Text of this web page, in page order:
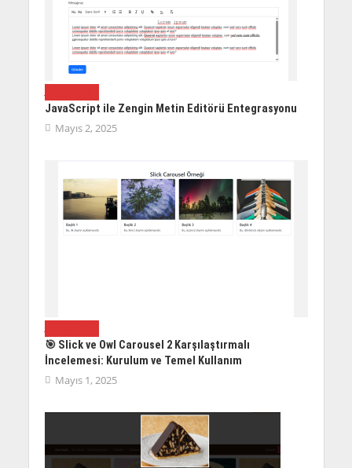
JavaScript ile Zengin Metin Editörü Entegrasyonu
Mayıs 2, 2025
🎯 Slick ve Owl Carousel 2 Karşılaştırmalı
İncelemesi: Kurulum ve Temel Kullanım
Mayıs 1, 2025